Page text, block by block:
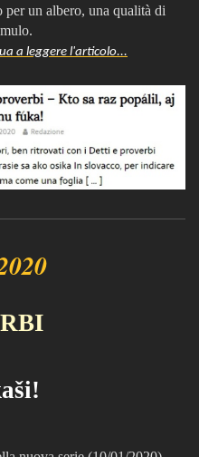
per un albero, una qualità di
a leggere l'articolo...